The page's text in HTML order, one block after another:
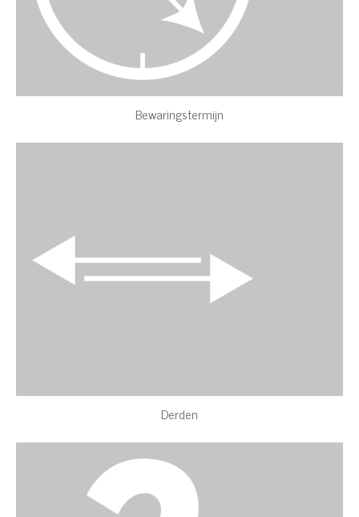
Bewaringstermijn
Derden